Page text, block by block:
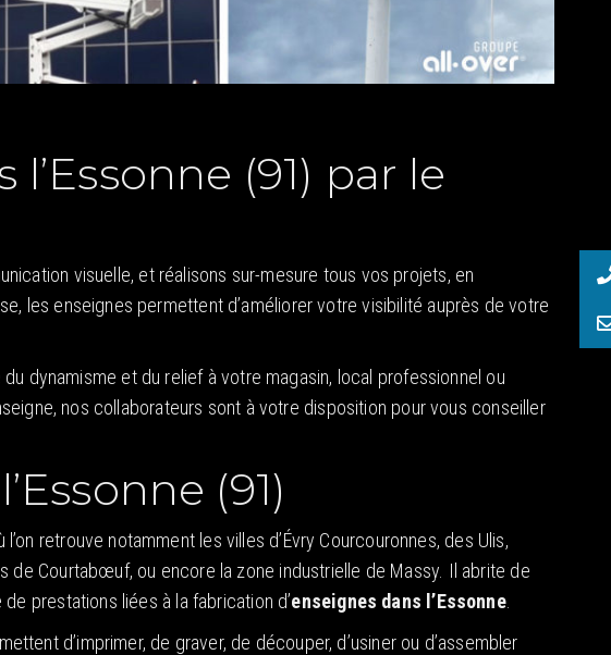
(91) par le
visuelle, et réalisons sur-mesure tous vos projets, en
les enseignes permettent d’améliorer votre visibilité auprès de votre
dynamisme et du relief à votre magasin, local professionnel ou
nos collaborateurs sont à votre disposition pour vous conseiller
(91)
retrouve notamment les villes d’Évry Courcouronnes, des Ulis,
de Courtabœuf, ou encore la zone industrielle de Massy. Il abrite de
prestations liées à la fabrication d’enseignes dans l’Essonne.
d’imprimer, de graver, de découper, d’usiner ou d’assembler